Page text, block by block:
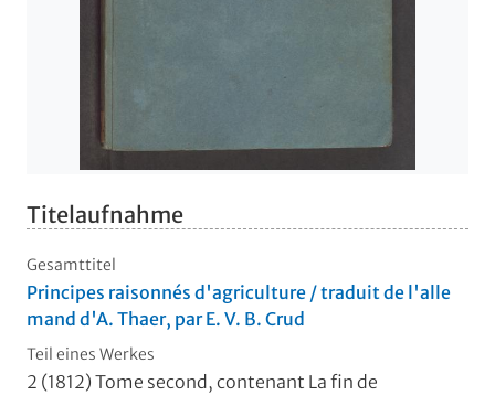
Titelaufnahme
Gesamttitel
Principes raisonnés d'agriculture / traduit de l'alle
mand d'A. Thaer, par E. V. B. Crud
Teil eines Werkes
2 (1812) Tome second, contenant La fin de